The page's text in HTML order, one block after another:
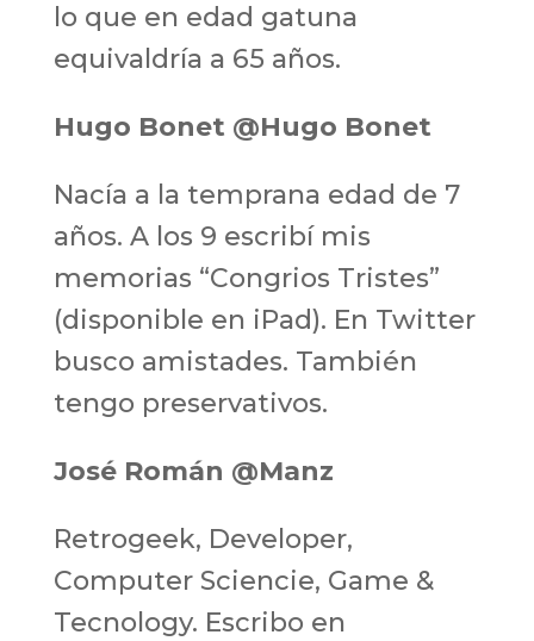
lo que en edad gatuna
equivaldría a 65 años.
Hugo Bonet @Hugo Bonet
Nacía a la temprana edad de 7
años. A los 9 escribí mis
memorias “Congrios Tristes”
(disponible en iPad). En Twitter
busco amistades. También
tengo preservativos.
José Román @Manz
Retrogeek, Developer,
Computer Sciencie, Game &
Tecnology. Escribo en